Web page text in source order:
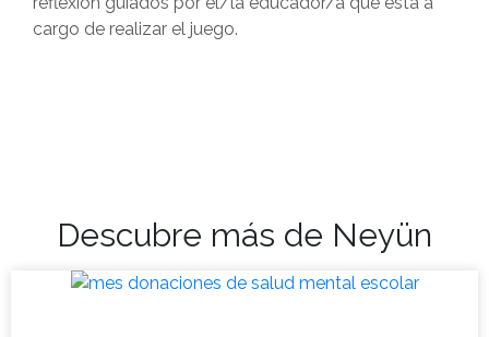
cargo de realizar el juego.
Descubre más de Neyün